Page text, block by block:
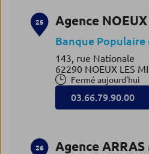
25 Agence
Banque Populaire
143, rue Nationale
62290 NOEUX LES
Fermé aujourd'hui
03.66.79.90.00
26 Agence ARRAS